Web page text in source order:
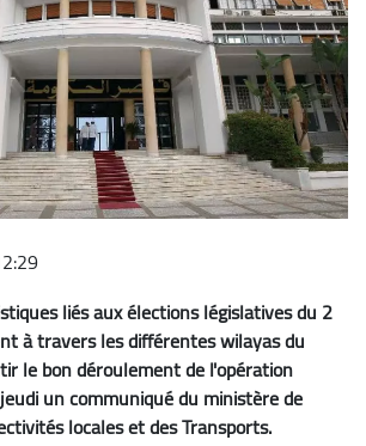
liés aux élections législatives du 2
à travers les différentes wilayas du
le bon déroulement de l'opération
un communiqué du ministère de
locales et des Transports.